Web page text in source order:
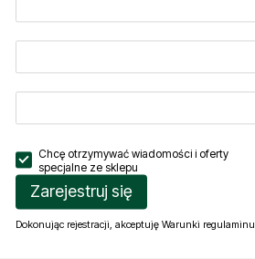
Chcę otrzymywać wiadomości i oferty
specjalne ze sklepu
Zarejestruj się
Dokonując rejestracji, akceptuję Warunki regulaminu